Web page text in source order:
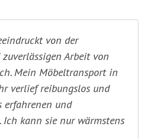
von der
Arbeit von
Mein Möbeltransport in
verlief reibungslos und
erfahrenen und
Ich kann sie nur wärmstens